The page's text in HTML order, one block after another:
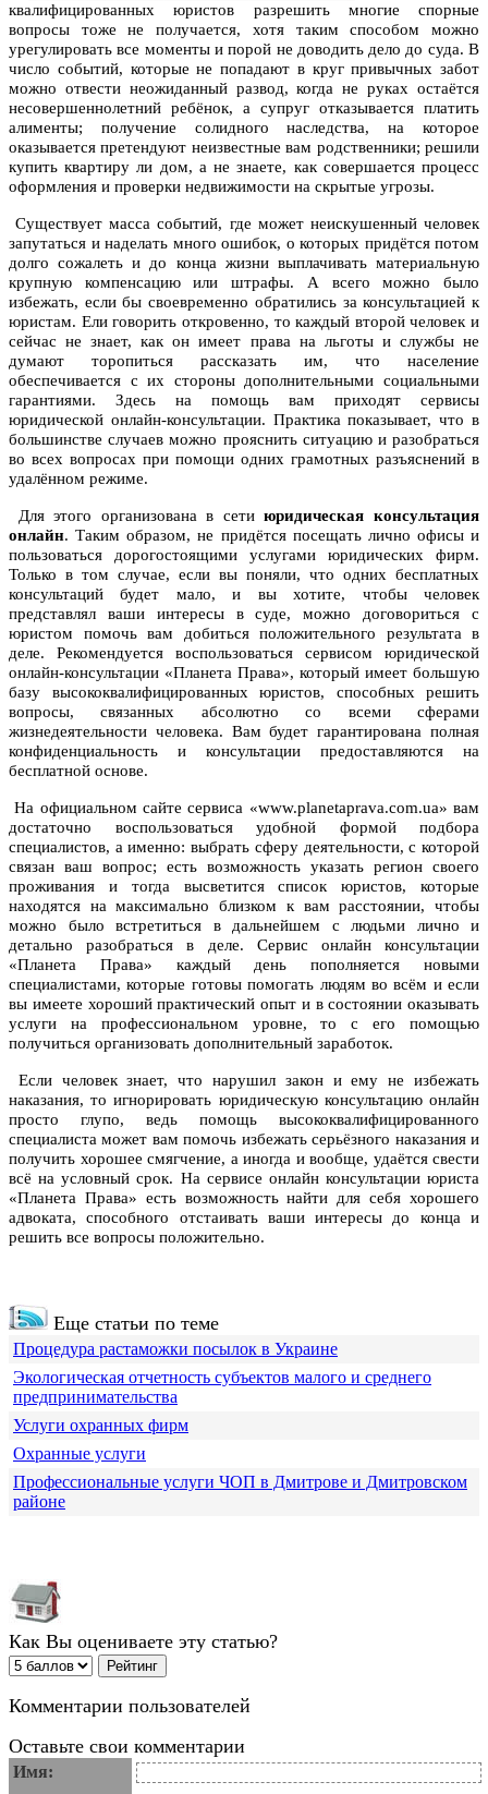
квалифицированных юристов разрешить многие спорные
вопросы тоже не получается, хотя таким способом можно
урегулировать все моменты и порой не доводить дело до суда. В
число событий, которые не попадают в круг привычных забот
можно отвести неожиданный развод, когда не руках остаётся
несовершеннолетний ребёнок, а супруг отказывается платить
алименты; получение солидного наследства, на которое
оказывается претендуют неизвестные вам родственники; решили
купить квартиру ли дом, а не знаете, как совершается процесс
оформления и проверки недвижимости на скрытые угрозы.
Существует масса событий, где может неискушенный человек
запутаться и наделать много ошибок, о которых придётся потом
долго сожалеть и до конца жизни выплачивать материальную
крупную компенсацию или штрафы. А всего можно было
избежать, если бы своевременно обратились за консультацией к
юристам. Ели говорить откровенно, то каждый второй человек и
сейчас не знает, как он имеет права на льготы и службы не
думают торопиться рассказать им, что население
обеспечивается с их стороны дополнительными социальными
гарантиями. Здесь на помощь вам приходят сервисы
юридической онлайн-консультации. Практика показывает, что в
большинстве случаев можно прояснить ситуацию и разобраться
во всех вопросах при помощи одних грамотных разъяснений в
удалённом режиме.
Для этого организована в сетиюридическая консультация
онлайн. Таким образом, не придётся посещать лично офисы и
пользоваться дорогостоящими услугами юридических фирм.
Только в том случае, если вы поняли, что одних бесплатных
консультаций будет мало, и вы хотите, чтобы человек
представлял ваши интересы в суде, можно договориться с
юристом помочь вам добиться положительного результата в
деле. Рекомендуется воспользоваться сервисом юридической
онлайн-консультации «Планета Права», который имеет большую
базу высококвалифицированных юристов, способных решить
вопросы, связанных абсолютно со всеми сферами
жизнедеятельности человека. Вам будет гарантирована полная
конфиденциальность и консультации предоставляются на
бесплатной основе.
На официальном сайте сервиса «www.planetaprava.com.ua» вам
достаточно воспользоваться удобной формой подбора
специалистов, а именно: выбрать сферу деятельности, с которой
связан ваш вопрос; есть возможность указать регион своего
проживания и тогда высветится список юристов, которые
находятся на максимально близком к вам расстоянии, чтобы
можно было встретиться в дальнейшем с людьми лично и
детально разобраться в деле. Сервис онлайн консультации
«Планета Права» каждый день пополняется новыми
специалистами, которые готовы помогать людям во всём и если
вы имеете хороший практический опыт и в состоянии оказывать
услуги на профессиональном уровне, то с его помощью
получиться организовать дополнительный заработок.
Если человек знает, что нарушил закон и ему не избежать
наказания, то игнорировать юридическую консультацию онлайн
просто глупо, ведь помощь высококвалифицированного
специалиста может вам помочь избежать серьёзного наказания и
получить хорошее смягчение, а иногда и вообще, удаётся свести
всё на условный срок. На сервисе онлайн консультации юриста
«Планета Права» есть возможность найти для себя хорошего
адвоката, способного отстаивать ваши интересы до конца и
решить все вопросы положительно.
Еще статьи по теме
Процедура растаможки посылок в Украине
Экологическая отчетность субъектов малого и среднего
предпринимательства
Услуги охранных фирм
Охранные услуги
Профессиональные услуги ЧОП в Дмитрове и Дмитровском
районе
Как Вы оцениваете эту статью?
Комментарии пользователей
Оставьте свои комментарии
Имя: